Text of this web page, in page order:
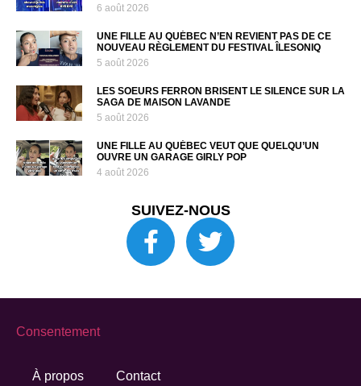
6 août 2026
UNE FILLE AU QUÉBEC N’EN REVIENT PAS DE CE
NOUVEAU RÈGLEMENT DU FESTIVAL ÎLESONIQ
5 août 2026
LES SOEURS FERRON BRISENT LE SILENCE SUR LA
SAGA DE MAISON LAVANDE
5 août 2026
UNE FILLE AU QUÉBEC VEUT QUE QUELQU’UN
OUVRE UN GARAGE GIRLY POP
4 août 2026
SUIVEZ-NOUS
À propos Contact
Consentement